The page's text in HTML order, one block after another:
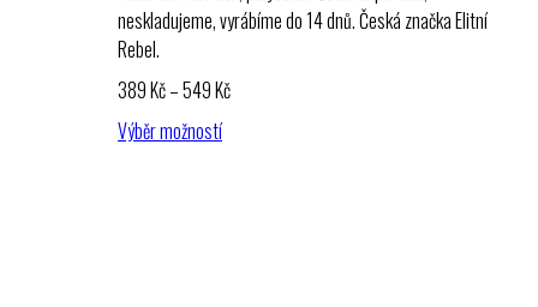
neskladujeme, vyrábíme do 14 dnů. Česká značka Elitní
Rebel.
389Kč–549KčRozpětí
Výběr možností